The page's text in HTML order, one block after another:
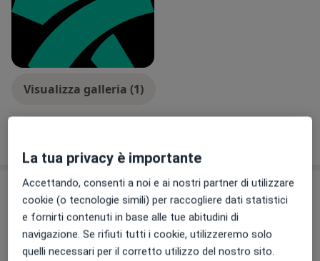
Visualizza galleria (1)
Prestazioni e prezzi
Agoaspirato della tiroide
250 € Dettagli Prenota una visita
La tua privacy è importante
Accettando, consenti a noi e ai nostri partner di utilizzare
cookie (o tecnologie simili) per raccogliere dati statistici
e fornirti contenuti in base alle tue abitudini di
navigazione. Se rifiuti tutti i cookie, utilizzeremo solo
quelli necessari per il corretto utilizzo del nostro sito.